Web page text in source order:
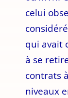
celui
qui avait
à se
contrats
niveaux